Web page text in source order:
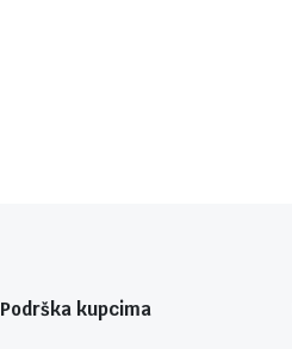
Podrška kupcima